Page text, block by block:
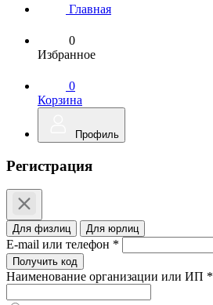
Главная
0
Избранное
0
Корзина
Профиль
Регистрация
Для физлиц Для юрлиц
E-mail или телефон *
Получить код
Наименование организации или ИП *